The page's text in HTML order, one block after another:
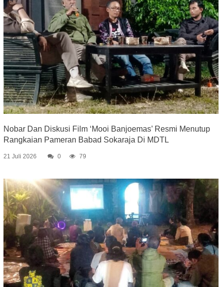
Nobar Dan Diskusi Film ‘Mooi Banjoemas’ Resmi Menutup
Rangkaian Pameran Babad Sokaraja Di MDTL
21 Juli 2026 0 79